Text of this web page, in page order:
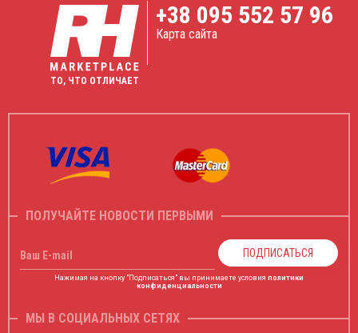
ТО, ЧТО ОТЛИЧАЕТ
+38 095 552 57 96
Карта сайта
ПОЛУЧАЙТЕ НОВОСТИ ПЕРВЫМИ
Ваш E-mail ПОДПИСАТЬСЯ
Нажимая на кнопку "Подписаться" вы принимаете условия политики
конфиденциальности
МЫ В СОЦИАЛЬНЫХ СЕТЯХ